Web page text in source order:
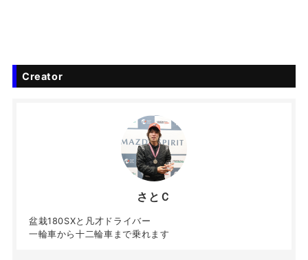
Creator
さとＣ
盆栽180SXと凡才ドライバー
一輪車から十二輪車まで乗れます